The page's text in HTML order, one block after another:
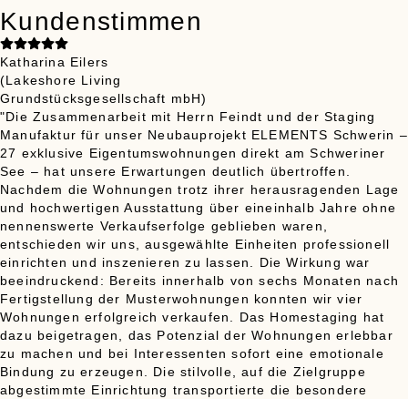
Kundenstimmen
Katharina Eilers
(Lakeshore Living
Grundstücksgesellschaft mbH)
"Die Zusammenarbeit mit Herrn Feindt und der Staging
Manufaktur für unser Neubauprojekt ELEMENTS Schwerin –
27 exklusive Eigentumswohnungen direkt am Schweriner
See – hat unsere Erwartungen deutlich übertroffen.
Nachdem die Wohnungen trotz ihrer herausragenden Lage
und hochwertigen Ausstattung über eineinhalb Jahre ohne
nennenswerte Verkaufserfolge geblieben waren,
entschieden wir uns, ausgewählte Einheiten professionell
einrichten und inszenieren zu lassen. Die Wirkung war
beeindruckend: Bereits innerhalb von sechs Monaten nach
Fertigstellung der Musterwohnungen konnten wir vier
Wohnungen erfolgreich verkaufen. Das Homestaging hat
dazu beigetragen, das Potenzial der Wohnungen erlebbar
zu machen und bei Interessenten sofort eine emotionale
Bindung zu erzeugen. Die stilvolle, auf die Zielgruppe
abgestimmte Einrichtung transportierte die besondere